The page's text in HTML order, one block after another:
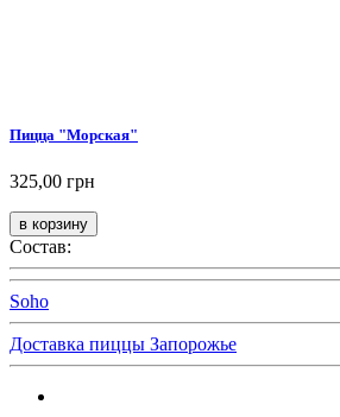
Пицца "Морская"
325,00 грн
Состав:
Soho
Доставка пиццы Запорожье